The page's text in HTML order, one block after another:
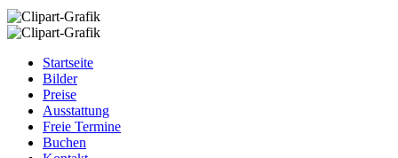
Startseite
Bilder
Preise
Ausstattung
Freie Termine
Buchen